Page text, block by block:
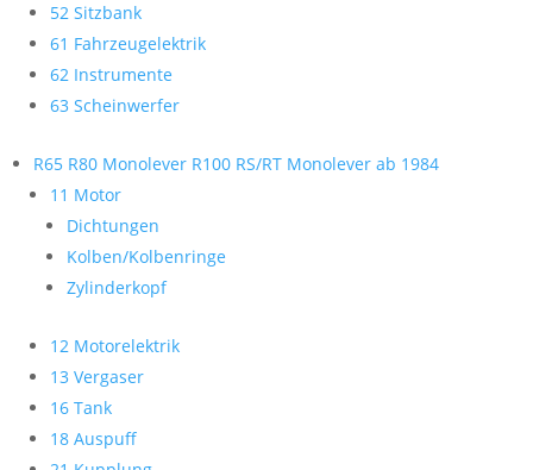
52 Sitzbank
61 Fahrzeugelektrik
62 Instrumente
63 Scheinwerfer
R65 R80 Monolever R100 RS/RT Monolever ab 1984
11 Motor
Dichtungen
Kolben/Kolbenringe
Zylinderkopf
12 Motorelektrik
13 Vergaser
16 Tank
18 Auspuff